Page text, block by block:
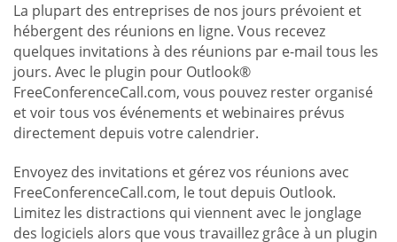
La plupart des entreprises de nos jours prévoient et
hébergent des réunions en ligne. Vous recevez
quelques invitations à des réunions par e-mail tous les
jours. Avec le plugin pour Outlook®
FreeConferenceCall.com, vous pouvez rester organisé
et voir tous vos événements et webinaires prévus
directement depuis votre calendrier.
Envoyez des invitations et gérez vos réunions avec
FreeConferenceCall.com, le tout depuis Outlook.
Limitez les distractions qui viennent avec le jonglage
des logiciels alors que vous travaillez grâce à un plugin